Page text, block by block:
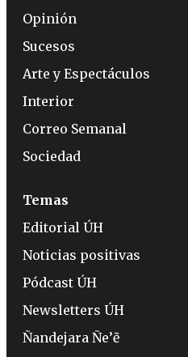
Opinión
Sucesos
Arte y Espectáculos
Interior
Correo Semanal
Sociedad
Temas
Editorial ÚH
Noticias positivas
Pódcast ÚH
Newsletters ÚH
Ñandejara Ñe’ẽ